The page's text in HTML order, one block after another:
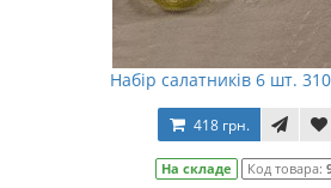
Набір салатників 6 шт.
418 грн.
На складе Код товара: